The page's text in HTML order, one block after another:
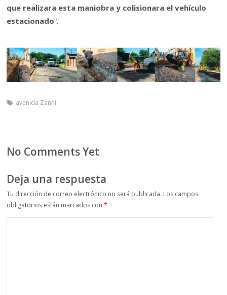
que realizara esta maniobra y colisionara el vehículo
estacionado“.
avenida Zanni
No Comments Yet
Deja una respuesta
Tu dirección de correo electrónico no será publicada. Los campos
obligatorios están marcados con*